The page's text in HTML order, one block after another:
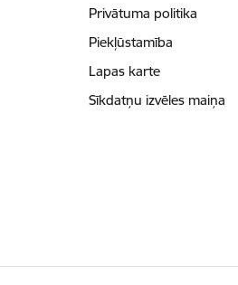
Privātuma politika
Piekļūstamība
Lapas karte
Sīkdatņu izvēles maiņa